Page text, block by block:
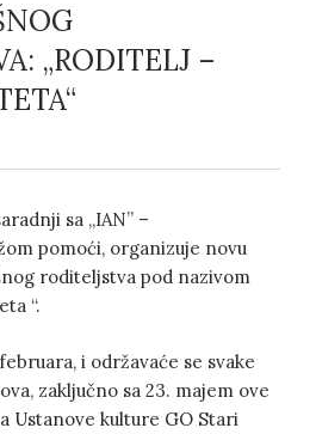
„RODITELJ –
sa „IAN” –
pomoći, organizuje novu
roditeljstva pod nazivom
“.
i održavaće se svake
zaključno sa 23. majem ove
Ustanove kulture GO Stari